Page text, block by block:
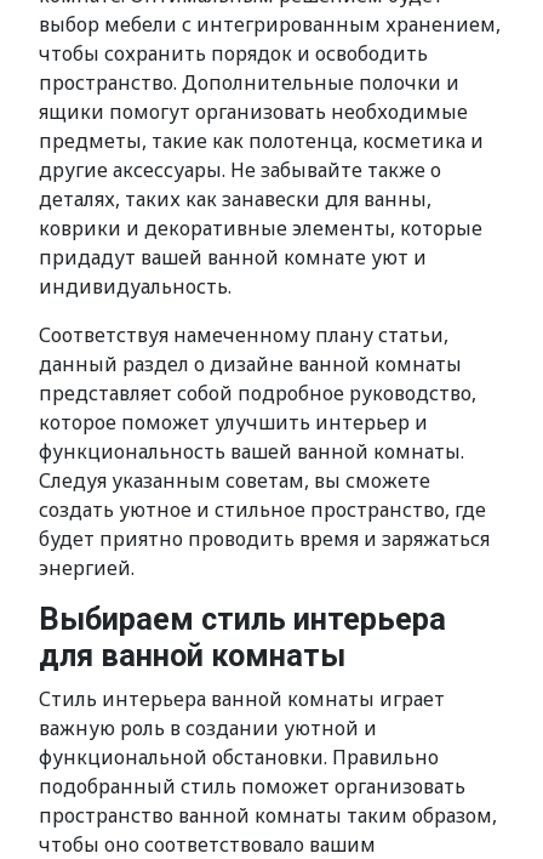
выбор мебели с интегрированным хранением,
чтобы сохранить порядок и освободить
пространство. Дополнительные полочки и
ящики помогут организовать необходимые
предметы, такие как полотенца, косметика и
другие аксессуары. Не забывайте также о
деталях, таких как занавески для ванны,
коврики и декоративные элементы, которые
придадут вашей ванной комнате уют и
индивидуальность.
Соответствуя намеченному плану статьи,
данный раздел о дизайне ванной комнаты
представляет собой подробное руководство,
которое поможет улучшить интерьер и
функциональность вашей ванной комнаты.
Следуя указанным советам, вы сможете
создать уютное и стильное пространство, где
будет приятно проводить время и заряжаться
энергией.
Выбираем стиль интерьера
для ванной комнаты
Стиль интерьера ванной комнаты играет
важную роль в создании уютной и
функциональной обстановки. Правильно
подобранный стиль поможет организовать
пространство ванной комнаты таким образом,
чтобы оно соответствовало вашим